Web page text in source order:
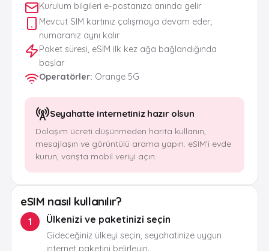
Kurulum bilgileri e-postanıza anında gelir
Mevcut SIM kartınız çalışmaya devam eder;
numaranız aynı kalır
Paket süresi, eSIM ilk kez ağa bağlandığında
başlar
Operatörler: Orange 5G
Seyahatte internetiniz hazır olsun
Dolaşım ücreti düşünmeden harita kullanın,
mesajlaşın ve görüntülü arama yapın. eSIM’i evde
kurun, varışta mobil veriyi açın.
eSIM nasıl kullanılır?
1 Ülkenizi ve paketinizi seçin
Gideceğiniz ülkeyi seçin, seyahatinize uygun
internet paketini belirleyin.